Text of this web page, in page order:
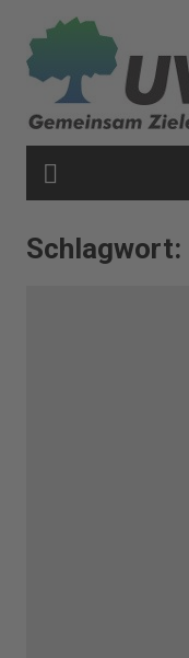
Inhalt
springen
Schlagwort: